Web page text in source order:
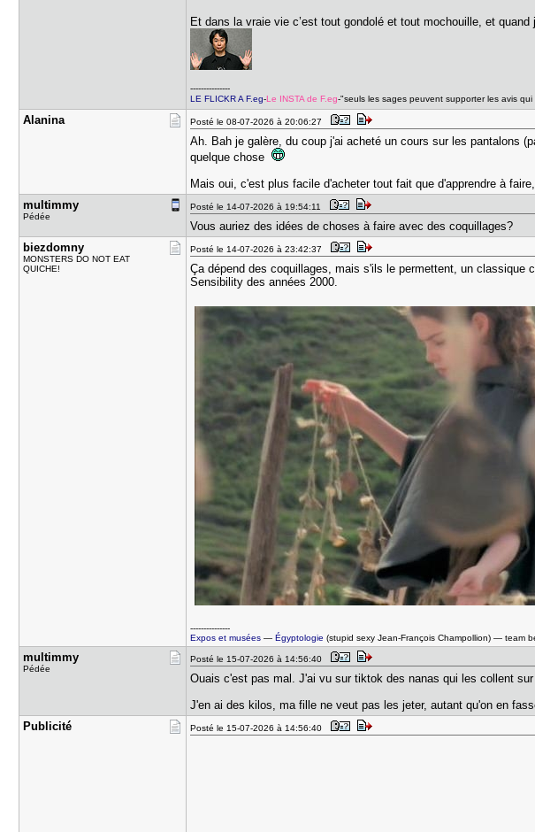
Et dans la vraie vie c’est tout gondolé et tout mochouille, et
---------------
LE FLICKR A F.eg-Le INSTA de F.eg-"seuls les sages peuvent supporter les avis
Alanina Posté le 08-07-2026 à 20:06:27
Ah. Bah je galère, du coup j'ai acheté un cours sur les pantalons
quelque chose
Mais oui, c'est plus facile d'acheter tout fait que d'apprendre à
multimmy
Pédée
Posté le 14-07-2026 à 19:54:11
Vous auriez des idées de choses à faire avec des coquillages?
biezdomny
MONSTERS DO NOT EAT
QUICHE!
Posté le 14-07-2026 à 23:42:37
Ça dépend des coquillages, mais s'ils le permettent, un
Sensibility des années 2000.
---------------
Expos et musées —Égyptologie (stupid sexy Jean-François Champollion) — team
multimmy
Pédée
Posté le 15-07-2026 à 14:56:40
Ouais c'est pas mal. J'ai vu sur tiktok des nanas qui les collent
J'en ai des kilos, ma fille ne veut pas les jeter, autant qu'on en
Publicité
Posté le 15-07-2026 à 14:56:40